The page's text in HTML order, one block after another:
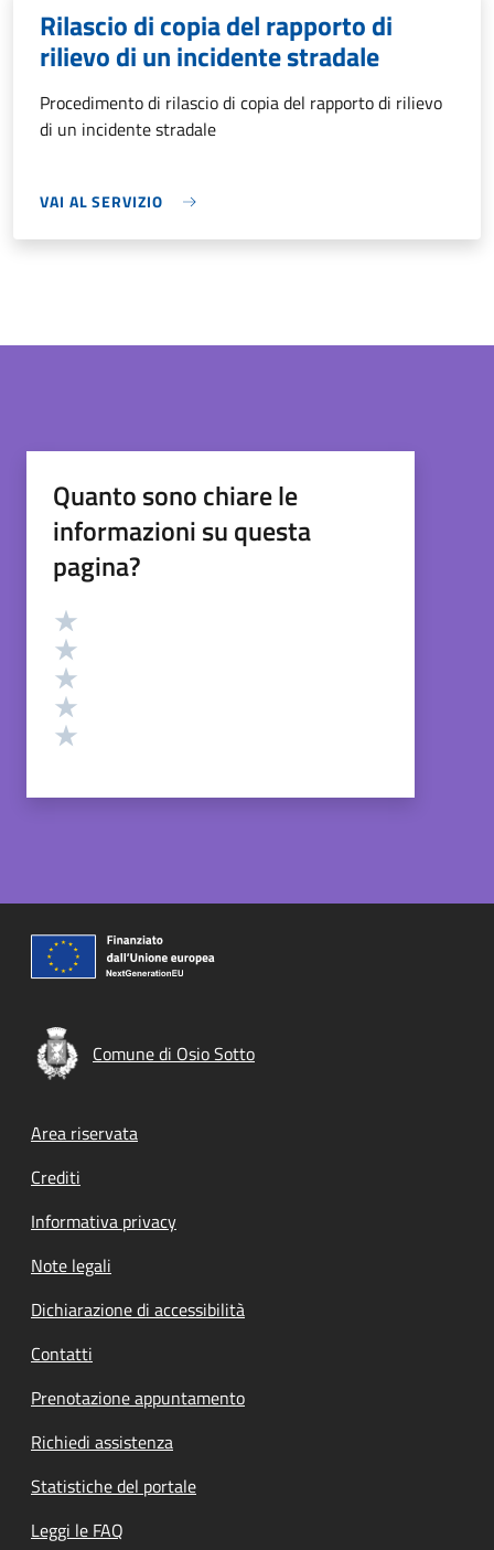
Rilascio di copia del rapporto di
rilievo di un incidente stradale
Procedimento di rilascio di copia del rapporto di rilievo
di un incidente stradale
VAI AL SERVIZIO
Quanto sono chiare le
informazioni su questa
pagina?
Valutazione
Comune di Osio Sotto
Footer menu
Area riservata
Crediti
Informativa privacy
Note legali
Dichiarazione di accessibilità
Contatti
Prenotazione appuntamento
Richiedi assistenza
Statistiche del portale
Leggi le FAQ